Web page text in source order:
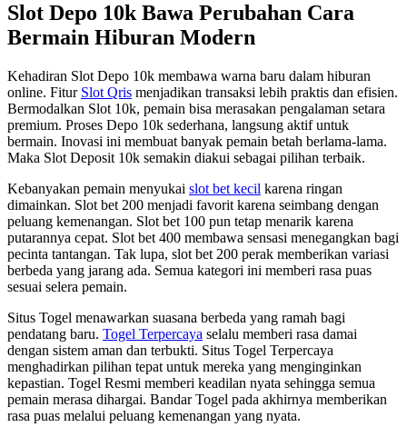
Slot Depo 10k Bawa Perubahan Cara
Bermain Hiburan Modern
Kehadiran Slot Depo 10k membawa warna baru dalam hiburan
online. Fitur Slot Qris menjadikan transaksi lebih praktis dan efisien.
Bermodalkan Slot 10k, pemain bisa merasakan pengalaman setara
premium. Proses Depo 10k sederhana, langsung aktif untuk
bermain. Inovasi ini membuat banyak pemain betah berlama-lama.
Maka Slot Deposit 10k semakin diakui sebagai pilihan terbaik.
Kebanyakan pemain menyukai slot bet kecil karena ringan
dimainkan. Slot bet 200 menjadi favorit karena seimbang dengan
peluang kemenangan. Slot bet 100 pun tetap menarik karena
putarannya cepat. Slot bet 400 membawa sensasi menegangkan bagi
pecinta tantangan. Tak lupa, slot bet 200 perak memberikan variasi
berbeda yang jarang ada. Semua kategori ini memberi rasa puas
sesuai selera pemain.
Situs Togel menawarkan suasana berbeda yang ramah bagi
pendatang baru. Togel Terpercaya selalu memberi rasa damai
dengan sistem aman dan terbukti. Situs Togel Terpercaya
menghadirkan pilihan tepat untuk mereka yang menginginkan
kepastian. Togel Resmi memberi keadilan nyata sehingga semua
pemain merasa dihargai. Bandar Togel pada akhirnya memberikan
rasa puas melalui peluang kemenangan yang nyata.